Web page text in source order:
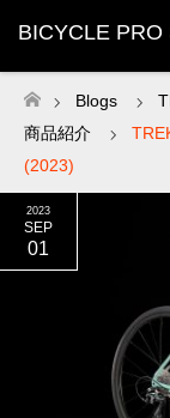
BICYCLE PRO
ホーム
Blogs
商品紹介
(2023)
2023
SEP
01